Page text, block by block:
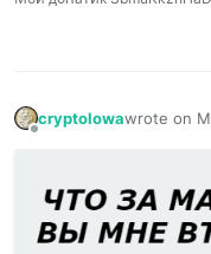
cryptolowawrote on
last edited